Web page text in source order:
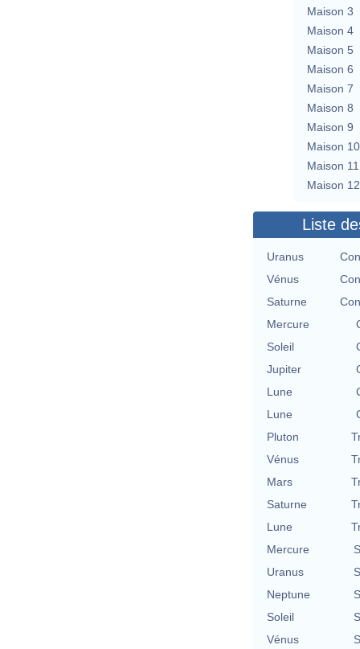
Maison 3
Maison 4
Maison 5
Maison 6
Maison 7
Maison 8
Maison 9
Maison 10
Maison 11
Maison 12
Liste
Uranus
Vénus
Saturne
Mercure
Soleil
Jupiter
Lune
Lune
Pluton
Vénus
Mars
Saturne
Lune
Mercure
Uranus
Neptune
Soleil
Vénus